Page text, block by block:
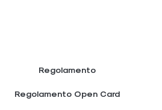
Regolamento
Regolamento Open Card